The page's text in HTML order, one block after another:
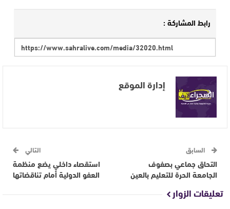
رابط المشاركة :
إدارة الموقع
السابق
التحاق جماعي بصفوف
الجامعة الحرة للتعليم بالعين
التالي
استقصاء داخلي يضع منظمة
العفو الدولية أمام تناقضاتها
تعليقات الزوار